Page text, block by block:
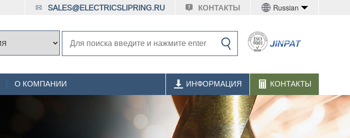
Russian
КОНТАКТЫ
SALES@ELECTRICSLIPRING.RU
О КОМПАНИИ КОНТАКТЫ
ИНФОРМАЦИЯ